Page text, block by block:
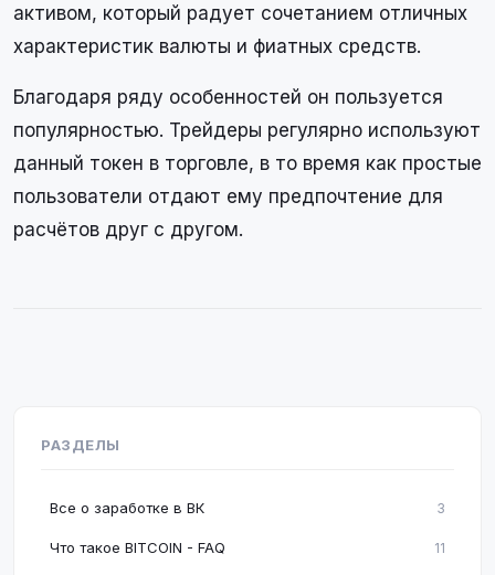
активом, который радует сочетанием отличных
характеристик валюты и фиатных средств.
Благодаря ряду особенностей он пользуется
популярностью. Трейдеры регулярно используют
данный токен в торговле, в то время как простые
пользователи отдают ему предпочтение для
расчётов друг с другом.
РАЗДЕЛЫ
Все о заработке в ВК 3
Что такое BITCOIN - FAQ 11